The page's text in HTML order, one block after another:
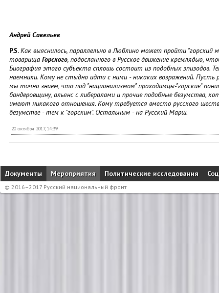
Андрей Савельев
P.S.Как выяснилось, параллельно в Люблино может пройти "горский
товарища Горского, подосланного в Русское движение кремлядью,
Биография этого субъекта сплошь состоит из подобных эпизодов.
наемники. Кому не стыдно идти с ними - никаких возражений. Пусть
мы точно знаем, что под "национализмом" проходимцы-"горские"
бандеровщину, альянс с либералами и прочие подобные безумства,
имеют никакого отношения. Кому требуется вместо русского
безумстве - тем к "горским". Остальным - на Русский Марш.
20 октября 2017, 14:39
Документы Мероприятия Политические исследования
© 2016–2017 Русский национальный фронт